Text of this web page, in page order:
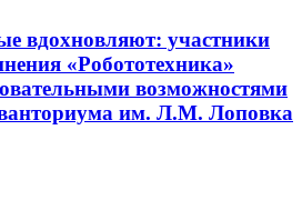
вдохновляют: участники
«Робототехника»
возможностями
им. Л.М. Лоповка